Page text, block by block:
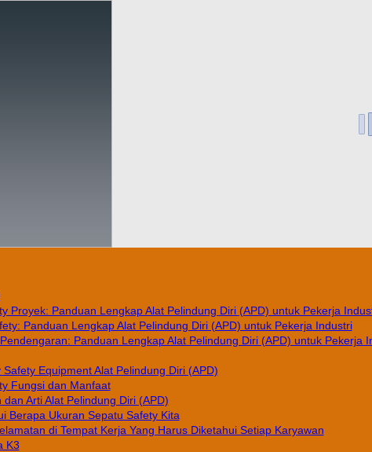
Proyek: Panduan Lengkap Alat Pelindung Diri (APD) untuk Pekerja
Panduan Lengkap Alat Pelindung Diri (APD) untuk Pekerja Industri
Panduan Lengkap Alat Pelindung Diri (APD) untuk Pekerja
Safety Equipment Alat Pelindung Diri (APD)
Fungsi dan Manfaat
dan Arti Alat Pelindung Diri (APD)
Berapa Ukuran Sepatu Safety Kita
di Tempat Kerja Yang Harus Diketahui Setiap Karyawan
K3